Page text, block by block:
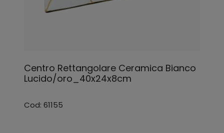
Centro Rettangolare Ceramica Bianco
Lucido/oro_40x24x8cm
Cod: 61155